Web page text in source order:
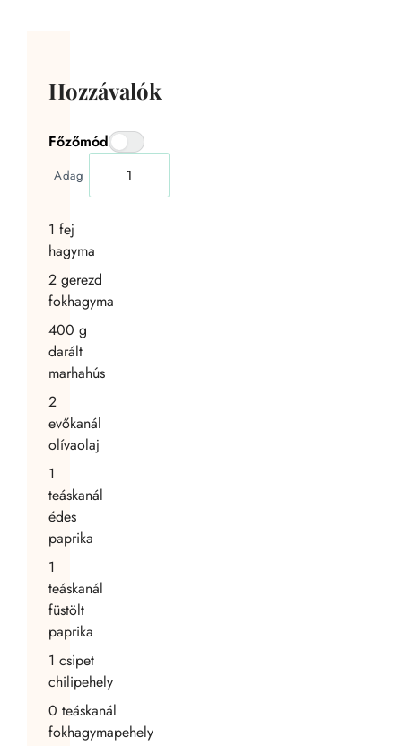
Hozzávalók
Főzőmód
Adag
1 fej
hagyma
2 gerezd
fokhagyma
400 g
darált
marhahús
2
evőkanál
olívaolaj
1
teáskanál
édes
paprika
1
teáskanál
füstölt
paprika
1 csipet
chilipehely
0 teáskanál
fokhagymapehely